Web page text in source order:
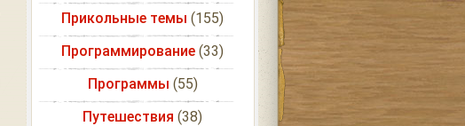
Прикольные темы (155)
Программирование (33)
Программы (55)
Путешествия (38)